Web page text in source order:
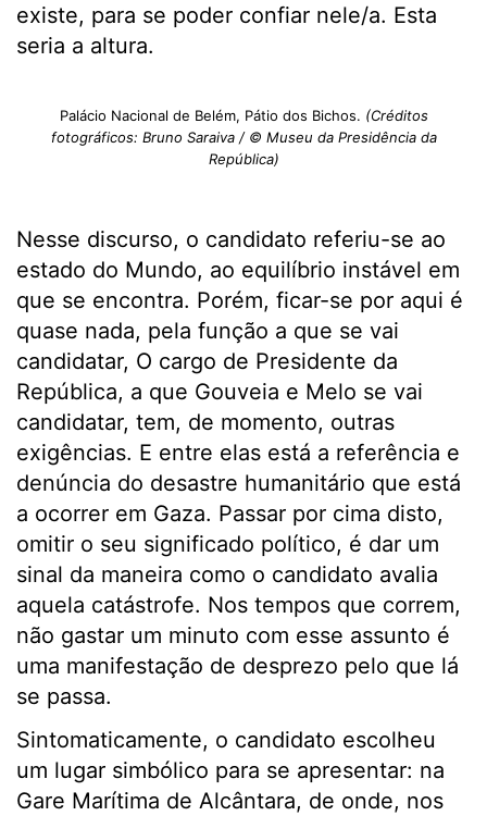
existe, para se poder confiar nele/a. Esta
seria a altura.
Palácio Nacional de Belém, Pátio dos Bichos. (Créditos
fotográficos: Bruno Saraiva / © Museu da Presidência da
República)
Nesse discurso, o candidato referiu-se ao
estado do Mundo, ao equilíbrio instável em
que se encontra. Porém, ficar-se por aqui é
quase nada, pela função a que se vai
candidatar, O cargo de Presidente da
República, a que Gouveia e Melo se vai
candidatar, tem, de momento, outras
exigências. E entre elas está a referência e
denúncia do desastre humanitário que está
a ocorrer em Gaza. Passar por cima disto,
omitir o seu significado político, é dar um
sinal da maneira como o candidato avalia
aquela catástrofe. Nos tempos que correm,
não gastar um minuto com esse assunto é
uma manifestação de desprezo pelo que lá
se passa.
Sintomaticamente, o candidato escolheu
um lugar simbólico para se apresentar: na
Gare Marítima de Alcântara, de onde, nos